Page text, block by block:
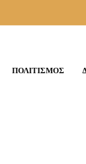
ΠΟΛΙΤΙΣΜΟΣ